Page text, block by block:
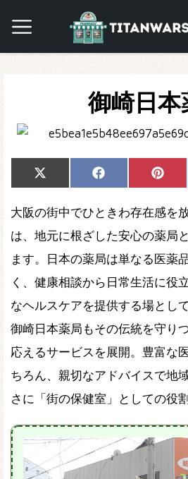
御崎日本
Share
on
X
(Twitter)
Share
on
Facebook Share
on
大阪の街中でひときわ存在感を
は、地元に根ざした安心の薬局
ます。日本の薬局は単なる医薬
く、健康相談から日常生活に役
なヘルスケアを提供する場とし
御崎日本薬局もその伝統を守り
応えるサービスを展開。豊富な
ちろん、親切なアドバイスで地
さに「街の保健室」としての役